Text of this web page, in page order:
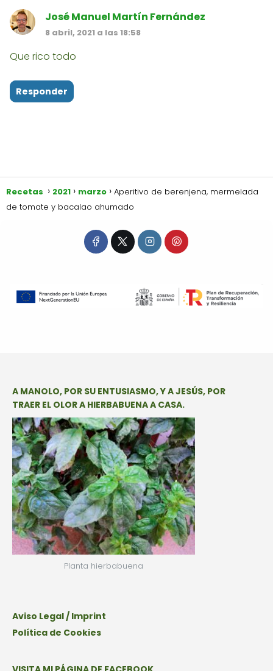
José Manuel Martín Fernández
8 abril, 2021 a las 18:58
Que rico todo
Responder
Recetas 2021 marzo
Aperitivo de berenjena, mermelada
de tomate y bacalao ahumado
A MANOLO, POR SU ENTUSIASMO, Y A JESÚS, POR
TRAER EL OLOR A HIERBABUENA A CASA.
Planta hierbabuena
Aviso Legal / Imprint
Política de Cookies